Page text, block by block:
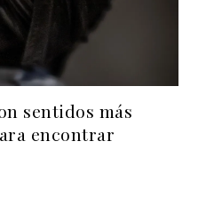
sentidos más
encontrar